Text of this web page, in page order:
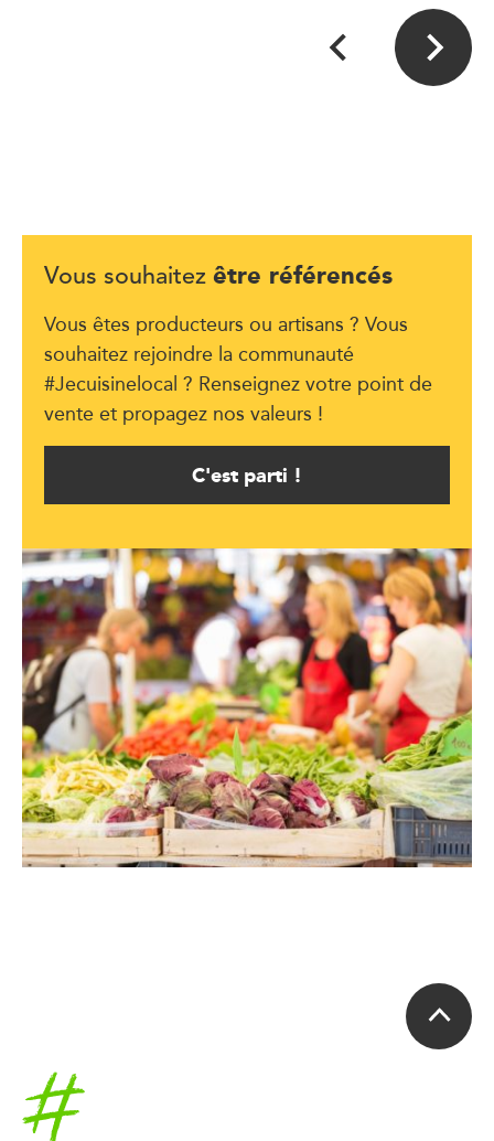
Vous souhaitez être référencés
Vous êtes producteurs ou artisans ? Vous
souhaitez rejoindre la communauté
#Jecuisinelocal ? Renseignez votre point de
vente et propagez nos valeurs !
C'est parti !
Accueil